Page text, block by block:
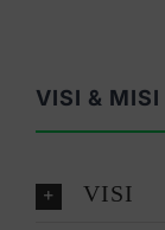
VISI & MISI
VISI